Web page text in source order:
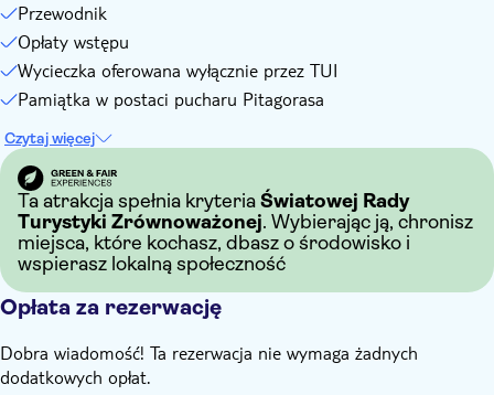
Przewodnik
Opłaty wstępu
Wycieczka oferowana wyłącznie przez TUI
Pamiątka w postaci pucharu Pitagorasa
Czytaj więcej
Ta atrakcja spełnia kryteria Światowej Rady
Turystyki Zrównoważonej. Wybierając ją, chronisz
miejsca, które kochasz, dbasz o środowisko i
wspierasz lokalną społeczność
Opłata za rezerwację
Dobra wiadomość! Ta rezerwacja nie wymaga żadnych
dodatkowych opłat.